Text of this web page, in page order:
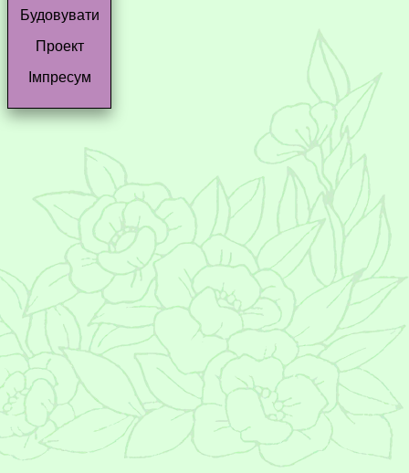
Будовувати
Проект
Імпресум